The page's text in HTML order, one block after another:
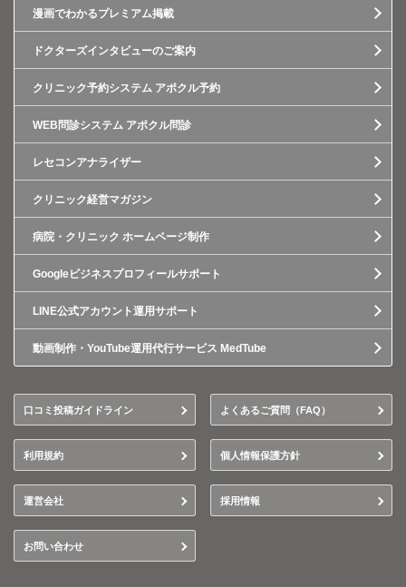
漫画でわかるプレミアム掲載
ドクターズインタビューのご案内
クリニック予約システム アポクル予約
WEB問診システム アポクル問診
レセコンアナライザー
クリニック経営マガジン
病院・クリニック ホームページ制作
Googleビジネスプロフィールサポート
LINE公式アカウント運用サポート
動画制作・YouTube運用代行サービス MedTube
口コミ投稿ガイドライン よくあるご質問（FAQ）
利用規約 個人情報保護方針
運営会社 採用情報
お問い合わせ